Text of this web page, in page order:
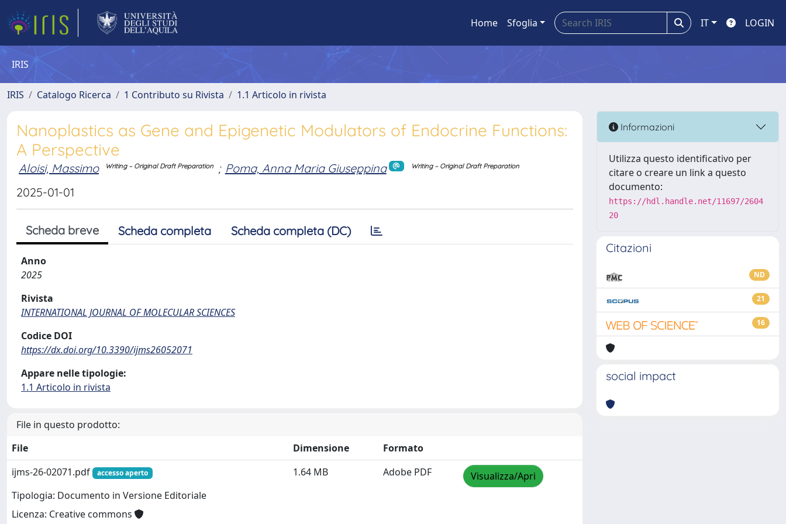
Home Sfoglia IT LOGIN
IRIS
IRIS Catalogo Ricerca 1 Contributo su Rivista 1.1 Articolo in rivista
Nanoplastics as Gene and Epigenetic Modulators of Endocrine Functions:
A Perspective
Aloisi, Massimo Writing – Original Draft Preparation ; Poma, Anna Maria Giuseppina Writing – Original Draft Preparation
2025-01-01
Scheda breve Scheda completa Scheda completa (DC)
Anno
2025
Rivista
INTERNATIONAL JOURNAL OF MOLECULAR SCIENCES
Codice DOI
https://dx.doi.org/10.3390/ijms26052071
Appare nelle tipologie:
1.1 Articolo in rivista
File in questo prodotto:
File
Dimensione
Formato
ijms-26-02071.pdf
accesso aperto
Tipologia: Documento in Versione Editoriale
Licenza: Creative commons
1.64 MB Adobe PDF Visualizza/Apri
Informazioni
Utilizza questo identificativo per
citare o creare un link a questo
documento:
https://hdl.handle.net/11697/2604
20
Citazioni
ND
21
16
social impact